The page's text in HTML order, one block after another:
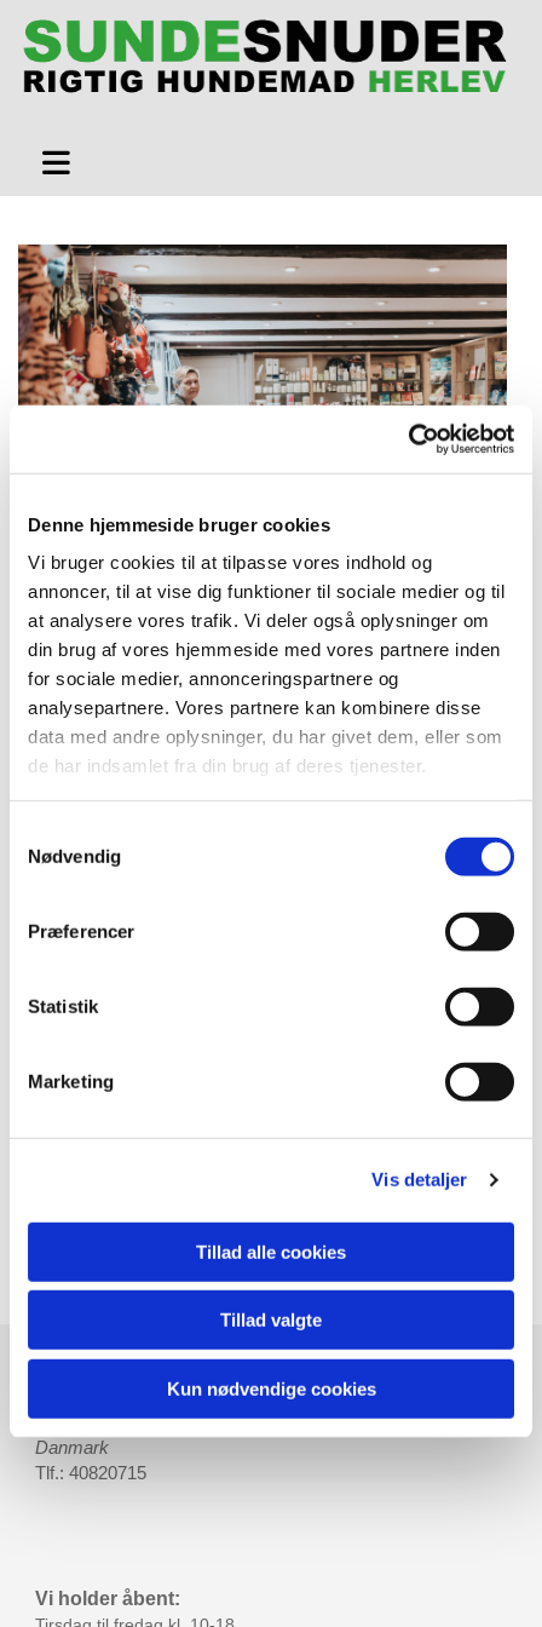
Denne hjemmeside bruger cookies
Vi bruger cookies til at tilpasse vores indhold og
annoncer, til at vise dig funktioner til sociale medier og til
at analysere vores trafik. Vi deler også oplysninger om
din brug af vores hjemmeside med vores partnere inden
for sociale medier, annonceringspartnere og
analysepartnere. Vores partnere kan kombinere disse
data med andre oplysninger, du har givet dem, eller som
de har indsamlet fra din brug af deres tjenester.
Nødvendig
Præferencer
Statistik
Marketing
Vis detaljer
Tillad alle cookies
Tillad valgte
Kun nødvendige cookies
Velkommen til Sunde Snuder i Herlev, som byder
på dejlig mad til din bedste ven.
I fryserne har vi råfoder fra Rigtighundemad,
Vi har naturlige godbidder i mange varianter.
Liner-seler og legetøj samt vitaminer og
aktiviteter – Tilmeld dig vores nyhedsmail her
J.E.Pitznersvej 7
2730 Herlev
Danmark
Tlf.: 40820715
Vi holder åbent: